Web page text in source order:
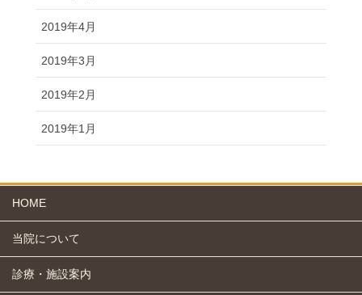
2019年4月
2019年3月
2019年2月
2019年1月
HOME
当院について
診療・施設案内